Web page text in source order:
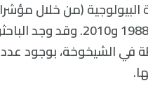
الشيخوخة البيولوجية (من خلال
كضغط الدم ووظائف الرئة) وعلاقتها بالعمر الزمني، بين عامي
في الشيخوخة، بوجود عدد